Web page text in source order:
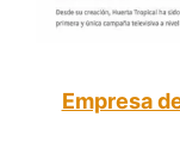
Empresa